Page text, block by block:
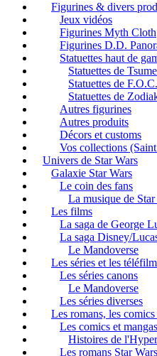
Figurines & divers
Jeux vidéos
Figurines Myth Cloth
Figurines D.D.
Statuettes haut de
Statuettes de
Statuettes de
Statuettes de
Autres figurines
Autres produits
Décors et customs
Vos collections
Univers de Star Wars
Galaxie Star Wars
Le coin des fans
La musique de Star
Les films
La saga de George
La saga Disney/
Le Mandoverse
Les séries et les
Les séries canons
Le Mandoverse
Les séries diverses
Les romans, les comics
Les comics et
Histoires de
Les romans Star Wars